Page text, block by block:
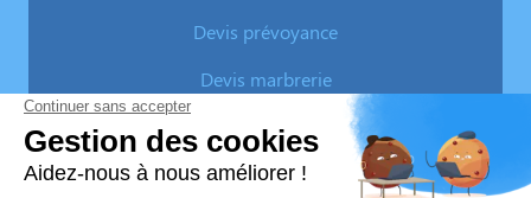
Devis prévoyance
Devis marbrerie
Notre agence
Pompes Funèbres de la Raho